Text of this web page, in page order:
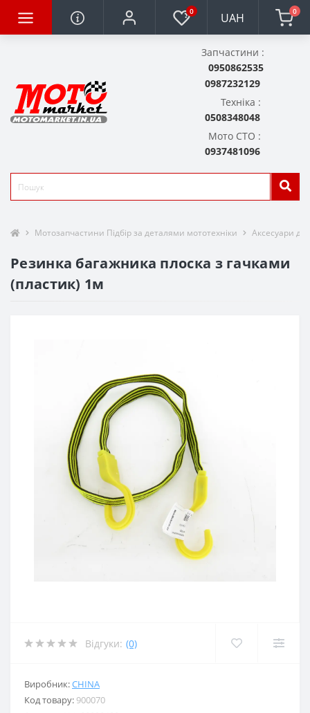
0 UAH 0
Запчастини :
0950862535
0987232129
Техніка :
0508348048
Мото СТО :
0937481096
Мотозапчастини Підбір за деталями мототехніки Аксесуари
Резинка багажника плоска з гачками
(пластик) 1м
Відгуки: (0)
Виробник:CHINA
Код товару: 900070